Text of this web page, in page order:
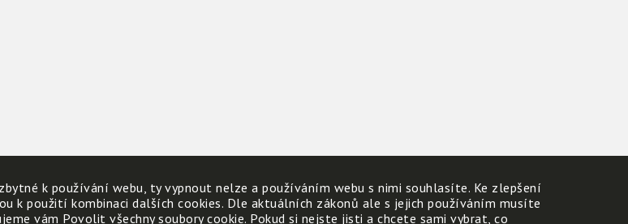
k používání webu, ty vypnout nelze a používáním webu s nimi souhlasíte. Ke zlepšení
k použití kombinaci dalších cookies. Dle aktuálních zákonů ale s jejich používáním musíte
vám Povolit všechny soubory cookie. Pokud si nejste jisti a chcete sami vybrat, co